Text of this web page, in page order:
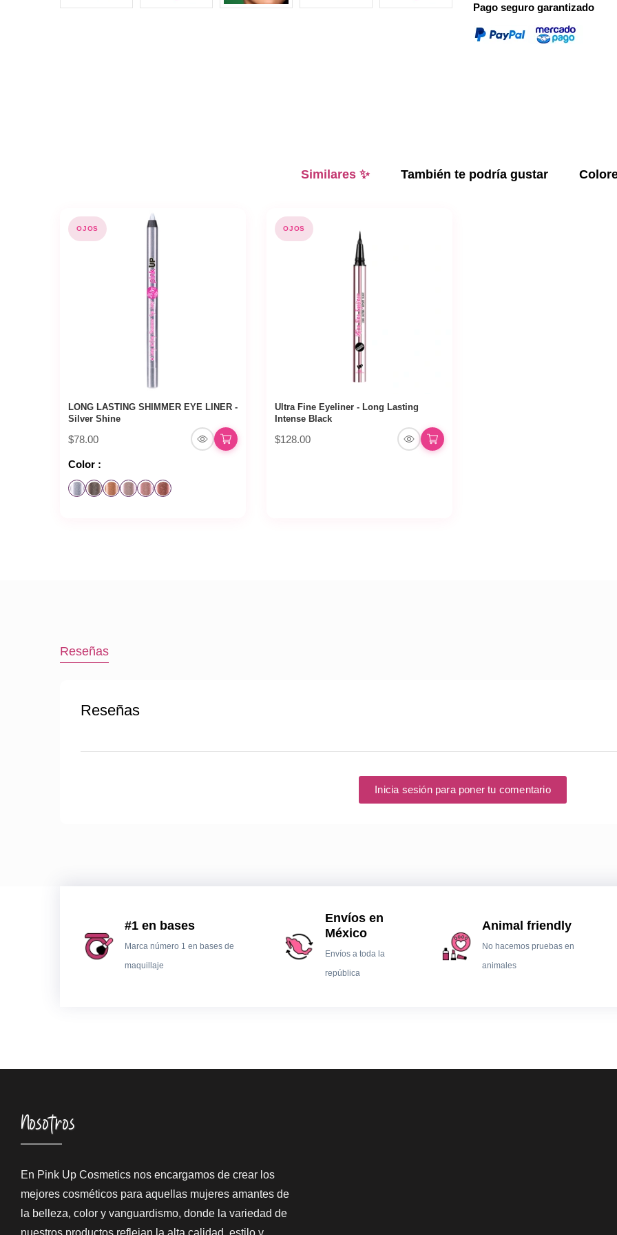
Pago seguro garantizado
Similares ✨ También te podría gustar
OJOS
LONG LASTING SHIMMER EYE LINER -
Silver Shine
$78.00
Color :
OJOS
Ultra Fine Eyeliner - Long Lasting
Intense Black
$128.00
Reseñas
Reseñas
Inicia sesión para poner tu comentario
#1 en bases
Marca número 1 en bases de
maquillaje
Envíos en
México
Envíos a toda la
república
Animal friendly
No hacemos pruebas en
animales
Nosotros
En Pink Up Cosmetics nos encargamos de crear los
mejores cosméticos para aquellas mujeres amantes de
la belleza, color y vanguardismo, donde la variedad de
nuestros productos reflejan la alta calidad, estilo y